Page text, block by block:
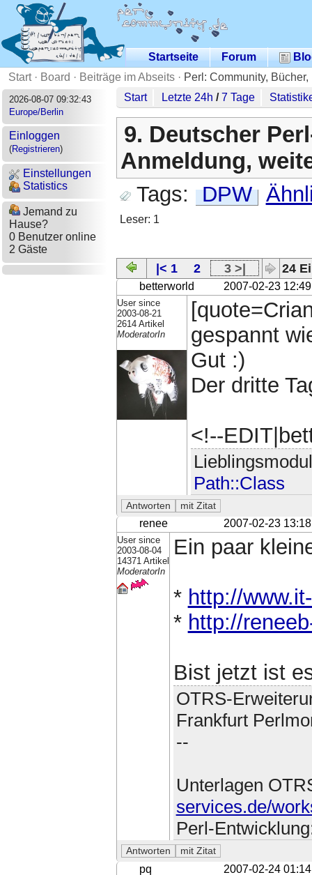
Startseite Forum
Start· Board · Beiträge im Abseits · Perl: Community,
2026-08-07 09:32:43
Europe/Berlin
Einloggen
(Registrieren)
Einstellungen
Statistics
Jemand zu
Hause?
0 Benutzer online
2 Gäste
Start Letzte 24h /7 Tage
9. Deutscher
Anmeldung,
Tags: DPW
Leser: 1
|< 1 2 3 >| 24
betterworld 2007-02-23 12:49
User since
2003-08-21
2614 Artikel
ModeratorIn
gespannt
Gut :)
Der dritte
<!--
Path::Class
renee 2007-02-23 13:18
User since
2003-08-04
14371 Artikel
ModeratorIn
Ein paar
* http://
* http://
Bist jetzt ist
OTRS-
Frankfurt
--
Unterlagen
services.de/
Perl-
pq 2007-02-24 01:14